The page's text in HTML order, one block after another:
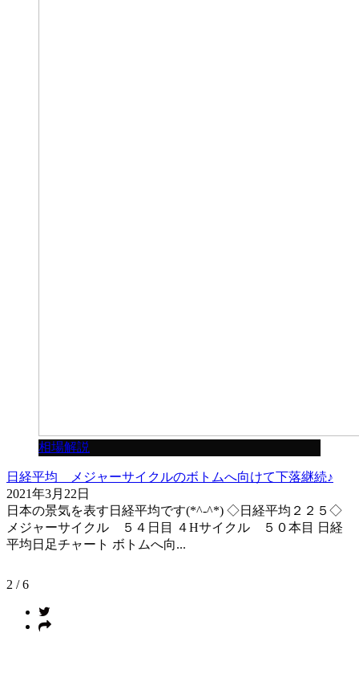
相場解説
日経平均 メジャーサイクルのボトムへ向けて下落継続♪
2021年3月22日
日本の景気を表す日経平均です(*^-^*) ◇日経平均２２５◇
メジャーサイクル ５４日目 ４Hサイクル ５０本目 日経
平均日足チャート ボトムへ向...
2 / 6